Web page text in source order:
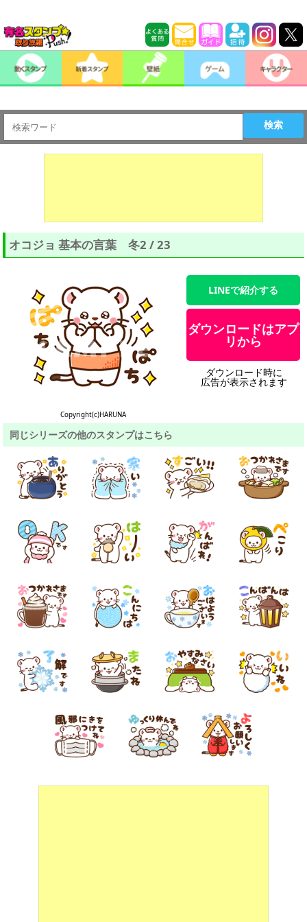
検索
オコジョ 基本の言葉 冬2 / 23
Copyright(c)HARUNA
LINEで紹介する
ダウンロードはアプ
リから
ダウンロード時に
広告が表示されます
同じシリーズの他のスタンプはこちら